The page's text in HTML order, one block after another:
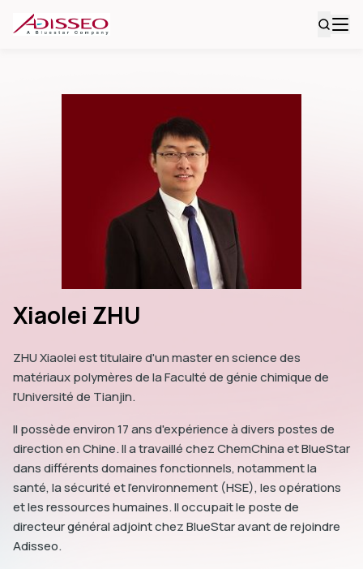
Xiaolei ZHU
ZHU Xiaolei est titulaire d'un master en science des
matériaux polymères de la Faculté de génie chimique de
l'Université de Tianjin.
Il possède environ 17 ans d'expérience à divers postes de
direction en Chine. Il a travaillé chez ChemChina et BlueStar
dans différents domaines fonctionnels, notamment la
santé, la sécurité et l'environnement (HSE), les opérations
et les ressources humaines. Il occupait le poste de
directeur général adjoint chez BlueStar avant de rejoindre
Adisseo.